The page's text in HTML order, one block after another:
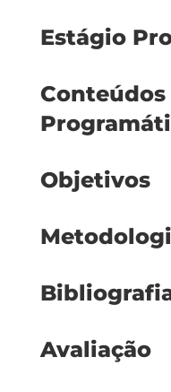
Estágio
Conteúdos
Objetivos
Avaliação